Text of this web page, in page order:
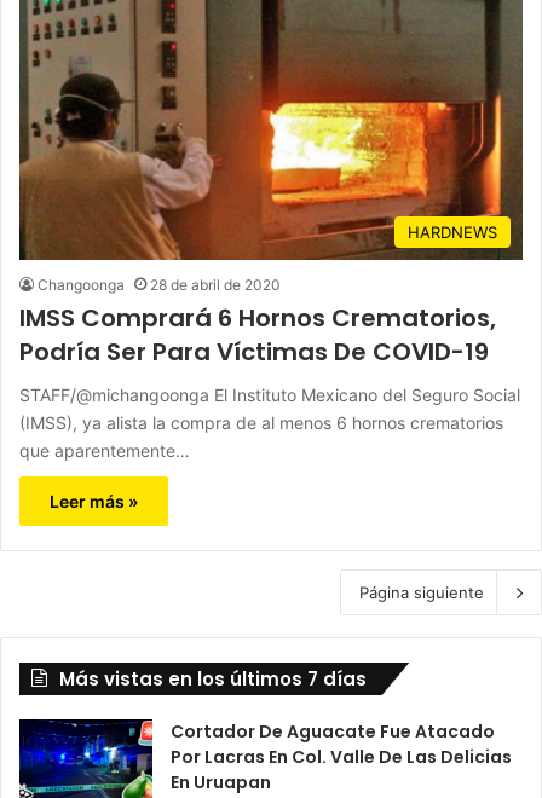
HARDNEWS
Changoonga 28 de abril de 2020
IMSS Comprará 6 Hornos Crematorios,
Podría Ser Para Víctimas De COVID-19
STAFF/@michangoonga El Instituto Mexicano del Seguro Social
(IMSS), ya alista la compra de al menos 6 hornos crematorios
que aparentemente…
Leer más »
Página siguiente
Más vistas en los últimos 7 días
Cortador De Aguacate Fue Atacado
Por Lacras En Col. Valle De Las Delicias
En Uruapan